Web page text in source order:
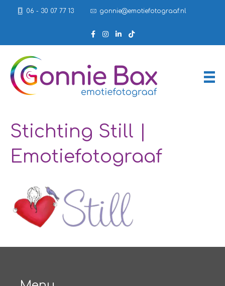
06 - 30 07 77 13 gonnie@emotiefotograaf.nl
Stichting Still |
Emotiefotograaf